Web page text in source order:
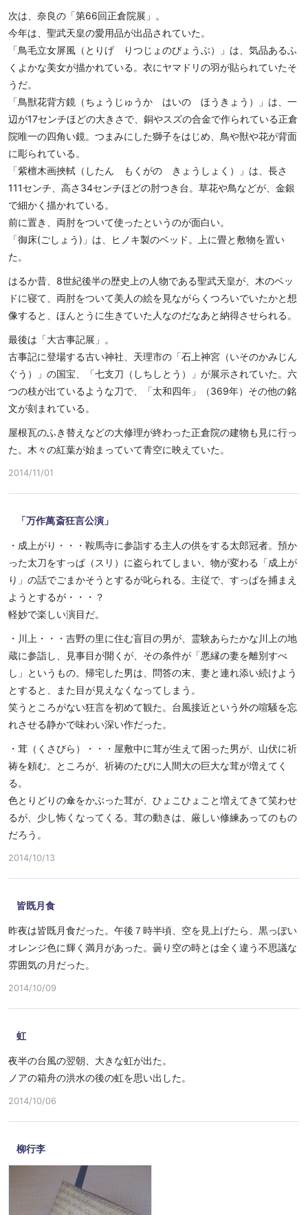
次は、奈良の「第66回正倉院展」。
今年は、聖武天皇の愛用品が出品されていた。
「鳥毛立女屏風（とりげ りつじょのびょうぶ）」は、気品あるふ
くよかな美女が描かれている。衣にヤマドリの羽が貼られていたそ
うだ。
「鳥獣花背方鏡（ちょうじゅうか はいの ほうきょう）」は、一
辺が17センチほどの大きさで、銅やスズの合金で作られている正倉
院唯一の四角い鏡。つまみにした獅子をはじめ、鳥や獣や花が背面
に彫られている。
「紫檀木画挾軾（したん もくがの きょうしょく）」は、長さ
111センチ、高さ34センチほどの肘つき台。草花や鳥などが、金銀
で細かく描かれている。
前に置き、両肘をついて使ったというのが面白い。
「御床(ごしょう)」は、ヒノキ製のベッド。上に畳と敷物を置い
た。
はるか昔、8世紀後半の歴史上の人物である聖武天皇が、木のベッ
ドに寝て、両肘をついて美人の絵を見ながらくつろいでいたかと想
像すると、ほんとうに生きていた人なのだなあと納得させられる。
最後は「大古事記展」。
古事記に登場する古い神社、天理市の「石上神宮（いそのかみじん
ぐう）」の国宝、「七支刀（しちしとう）」が展示されていた。六
つの枝が出ているような刀で、「太和四年」（369年）その他の銘
文が刻まれている。
屋根瓦のふき替えなどの大修理が終わった正倉院の建物も見に行っ
た。木々の紅葉が始まっていて青空に映えていた。
2014/11/01
「万作萬斎狂言公演」
・成上がり・・・鞍馬寺に参詣する主人の供をする太郎冠者。預か
った太刀をすっぱ（スリ）に盗られてしまい、物が変わる「成上が
り」の話でごまかそうとするが叱られる。主従で、すっぱを捕まえ
ようとするが・・・？
軽妙で楽しい演目だ。
・川上・・・吉野の里に住む盲目の男が、霊験あらたかな川上の地
蔵に参詣し、見事目が開くが、その条件が「悪縁の妻を離別すべ
し」というもの。帰宅した男は、問答の末、妻と連れ添い続けよう
とすると、また目が見えなくなってしまう。
笑うところがない狂言を初めて観た。台風接近という外の喧騒を忘
れさせる静かで味わい深い作だった。
・茸（くさびら）・・・屋敷中に茸が生えて困った男が、山伏に祈
祷を頼む。ところが、祈祷のたびに人間大の巨大な茸が増えてく
る。
色とりどりの傘をかぶった茸が、ひょこひょこと増えてきて笑わせ
るが、少し怖くなってくる。茸の動きは、厳しい修練あってのもの
だろう。
2014/10/13
皆既月食
昨夜は皆既月食だった。午後７時半頃、空を見上げたら、黒っぽい
オレンジ色に輝く満月があった。曇り空の時とは全く違う不思議な
雰囲気の月だった。
2014/10/09
虹
夜半の台風の翌朝、大きな虹が出た。
ノアの箱舟の洪水の後の虹を思い出した。
2014/10/06
柳行李